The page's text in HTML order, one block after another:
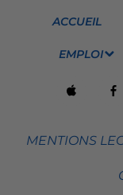
ACCUEIL
EMPLOI
MENTIONS